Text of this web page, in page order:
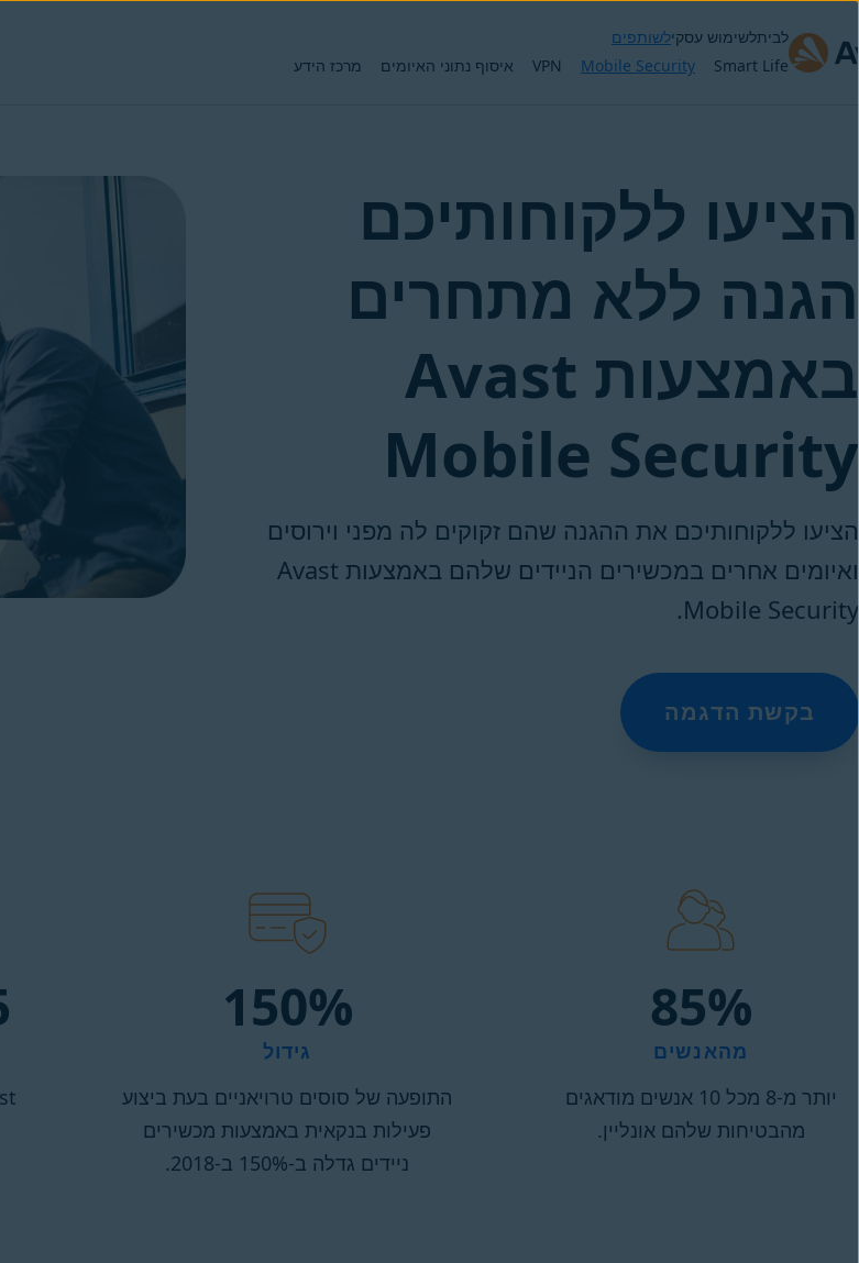
לביתלשימוש עסקילשותפים
Smart Life
Mobile Security
VPN איסוף נתוני האיומים מרכז הידע
הציעו ללקוחותיכם
הגנה ללא מתחרים
באמצעות Avast
Mobile Security
הציעו ללקוחותיכם את ההגנה שהם זקוקים לה מפני וירוסים
ואיומים אחרים במכשירים הניידים שלהם באמצעות Avast
Mobile Security.
בקשת הדגמה
‎85%
מהאנשים
יותר מ-8 מכל 10 אנשים מודאגים
מהבטיחות שלהם אונליין.
‎150%
גידול
התופעה של סוסים טרויאניים בעת ביצוע
פעילות בנקאית באמצעות מכשירים
ניידים גדלה ב-150% ב-2018.